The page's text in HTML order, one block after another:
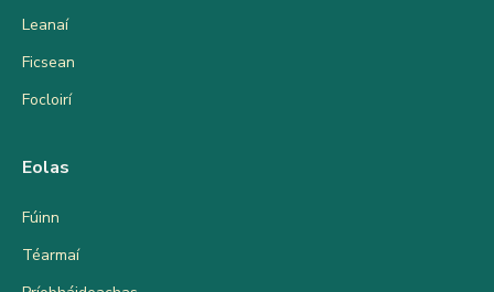
Leanaí
Ficsean
Focloirí
Eolas
Fúinn
Téarmaí